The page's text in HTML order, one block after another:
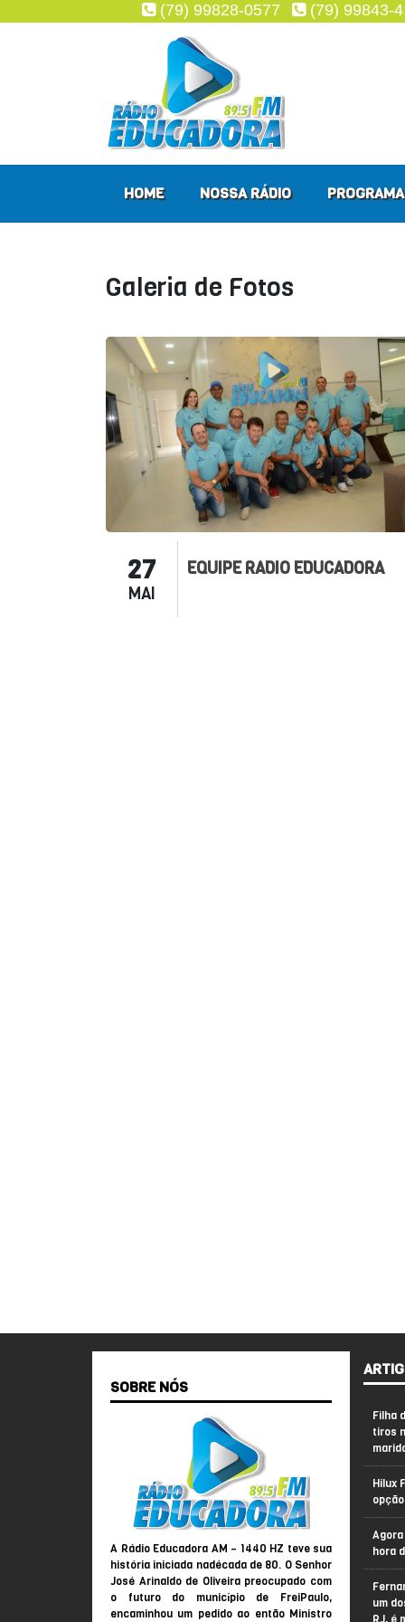
(79) 99828-0577 (79) 99843-
HOME NOSSA RÁDIO
Galeria de Fotos
27
MAI
EQUIPE RADIO EDUCADORA
SOBRE NÓS
A Rádio Educadora AM – 1440 HZ teve sua
história iniciada nadécada de 80. O Senhor
José Arinaldo de Oliveira preocupado com
o futuro do município de FreiPaulo,
encaminhou um pedido ao então Ministro
Filha
tiros
Hilux
hora
um